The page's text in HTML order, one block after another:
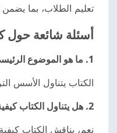
تعليم الطلاب، بما
أسئلة شائعة حول
1. ما هو الموضوع الرئيسي للكتاب؟
الكتاب يتناول الأسس
2. هل يتناول الكتاب كيفية تطبيق التعليم الإلكتروني في المدارس؟
نعم، يناقش الكتاب